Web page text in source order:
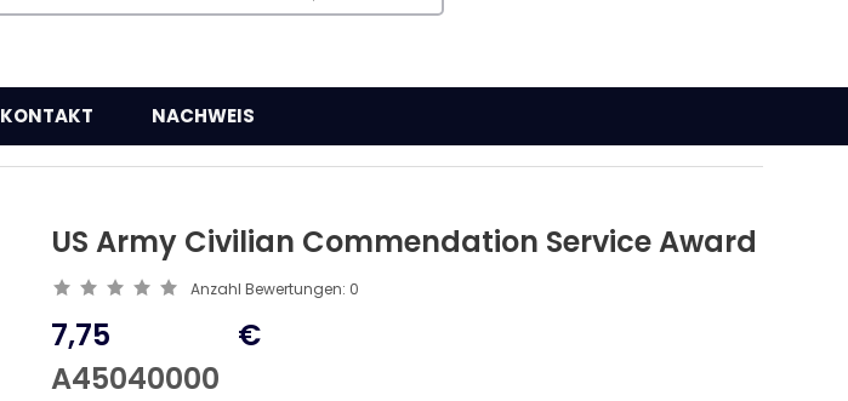
KONTAKT NACHWEIS
US Army Civilian Commendation Service Award
Anzahl Bewertungen: 0
7,75
A45040000
€